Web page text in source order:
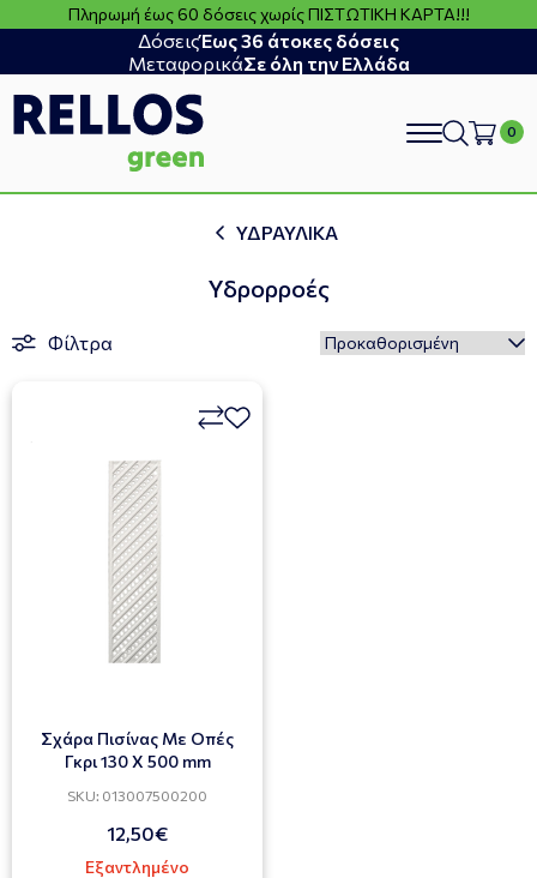
Πληρωμή έως 60 δόσεις χωρίς ΠΙΣΤΩΤΙΚΗ ΚΑΡΤΑ!!!
ΔόσειςΈως 36 άτοκες δόσεις
ΜεταφορικάΣε όλη την Ελλάδα
search
ΥΔΡΑΥΛΙΚΑ
Υδρορροές
Φίλτρα
Σχάρα Πισίνας Με Οπές
Γκρι 130 X 500 mm
SKU: 013007500200
12,50€
Εξαντλημένο